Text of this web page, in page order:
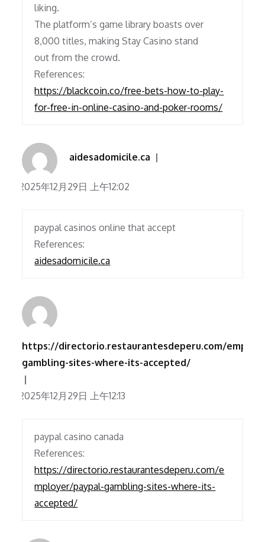
liking.
The platform’s game library boasts over
8,000 titles, making Stay Casino stand
out from the crowd.
References:
https://blackcoin.co/free-bets-how-to-play-
for-free-in-online-casino-and-poker-rooms/
aidesadomicile.ca
2025年12月29日 上午12:02
paypal casinos online that accept
References:
aidesadomicile.ca
https://directorio.restaurantesdeperu.com/
gambling-sites-where-its-accepted/
2025年12月29日 上午12:13
paypal casino canada
References:
https://directorio.restaurantesdeperu.com/e
mployer/paypal-gambling-sites-where-its-
accepted/